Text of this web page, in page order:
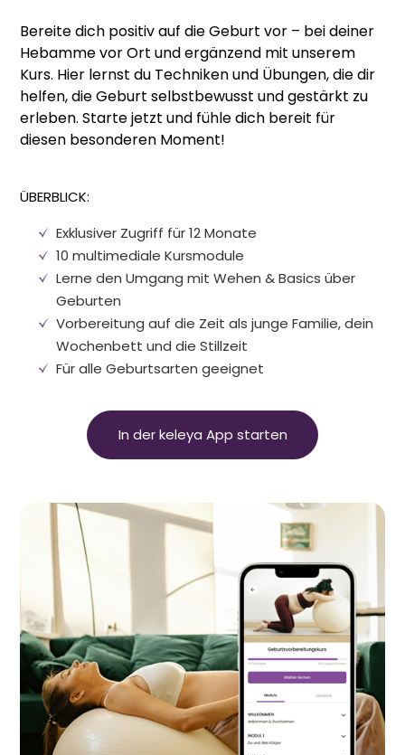
Bereite dich positiv auf die Geburt vor – bei deiner
Hebamme vor Ort und ergänzend mit unserem
Kurs. Hier lernst du Techniken und Übungen, die dir
helfen, die Geburt selbstbewusst und gestärkt zu
erleben. Starte jetzt und fühle dich bereit für
diesen besonderen Moment!
ÜBERBLICK:
Exklusiver Zugriff für 12 Monate
10 multimediale Kursmodule
Lerne den Umgang mit Wehen&Basics über
Geburten
Vorbereitung auf die Zeit als junge Familie, dein
Wochenbett und die Stillzeit
Für alle Geburtsarten geeignet
In der keleya App starten